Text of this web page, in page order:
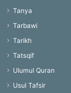
Tanya
Tarbawi
Tarikh
Tatsqif
Ulumul Quran
Usul Tafsir